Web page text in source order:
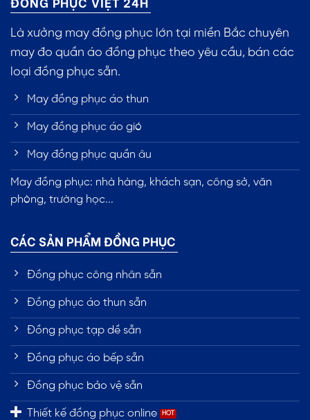
Là xưởng may đồng phục lớn tại miền Bắc chuyên
may đo quần áo đồng phục theo yêu cầu, bán các
loại đồng phục sẵn.
May đồng phục áo thun
May đồng phục áo gió
May đồng phục quần âu
May đồng phục: nhà hàng, khách sạn, công sở, văn
phòng, trường học...
CÁC SẢN PHẨM ĐỒNG PHỤC
Đồng phục công nhân sẵn
Đồng phục áo thun sẵn
Đồng phục tạp dề sẵn
Đồng phục áo bếp sẵn
Đồng phục bảo vệ sẵn
Thiết kế đồng phục online